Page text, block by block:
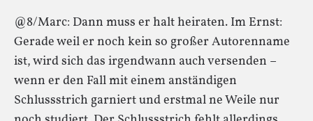
@8/Marc: Dann muss er halt heiraten. Im Ernst:
Gerade weil er noch kein so großer Autorenname
ist, wird sich das irgendwann auch versenden –
wenn er den Fall mit einem anständigen
Schlussstrich garniert und erstmal ne Weile nur